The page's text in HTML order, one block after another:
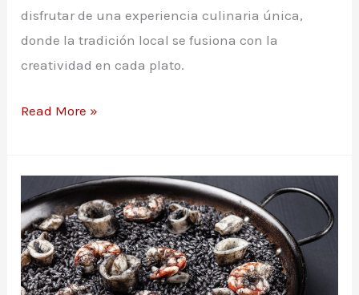
disfrutar de una experiencia culinaria única,
donde la tradición local se fusiona con la
creatividad en cada plato.
Carta
Cardeal
en
Santiago
de
Read More »